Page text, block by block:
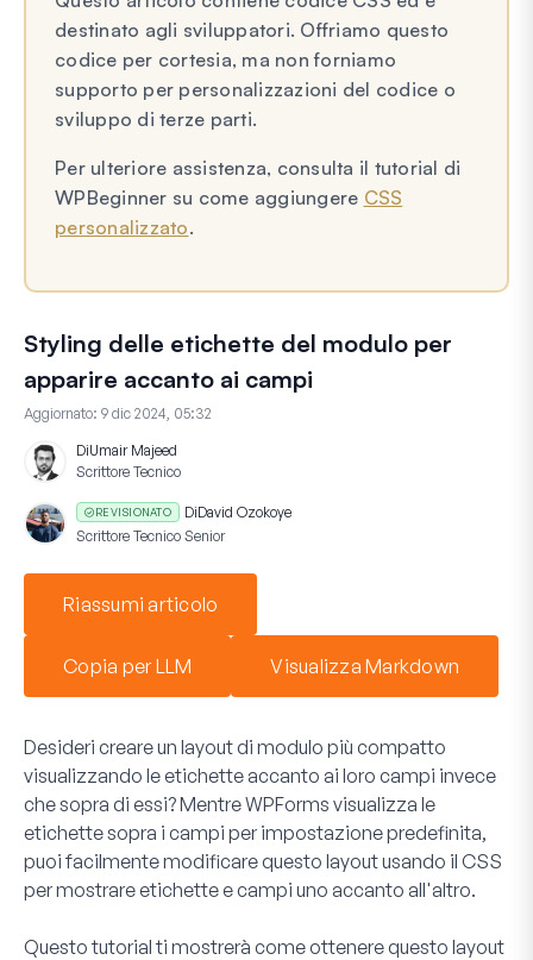
destinato agli sviluppatori. Offriamo questo
codice per cortesia, ma non forniamo
supporto per personalizzazioni del codice o
sviluppo di terze parti.
Per ulteriore assistenza, consulta il tutorial di
WPBeginner su come aggiungere CSS
personalizzato.
Styling delle etichette del modulo per
apparire accanto ai campi
Aggiornato: 9 dic 2024, 05:32
DiUmair Majeed
Scrittore Tecnico
REVISIONATO DiDavid Ozokoye
Scrittore Tecnico Senior
Riassumi articolo
Copia per LLM Visualizza Markdown
Desideri creare un layout di modulo più compatto
visualizzando le etichette accanto ai loro campi invece
che sopra di essi? Mentre WPForms visualizza le
etichette sopra i campi per impostazione predefinita,
puoi facilmente modificare questo layout usando il CSS
per mostrare etichette e campi uno accanto all'altro.
Questo tutorial ti mostrerà come ottenere questo layout